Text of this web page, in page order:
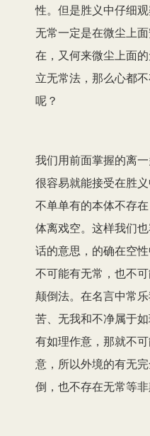
性。但是胜义中仔细
无常一定是在微尘上
在，又何来微尘上面
立无常法，那么心都
呢？
我们用前面掌握的离
很容易就能接受在胜
不单单有的本体不存
体离戏空。这样我们
话的意思，的确在空
不可能有无常，也不
颠倒法。在名言中常乐
苦、无我和不净属于
有如理作意，那就不
意，所以外境的有无
倒，也不存在无常等非